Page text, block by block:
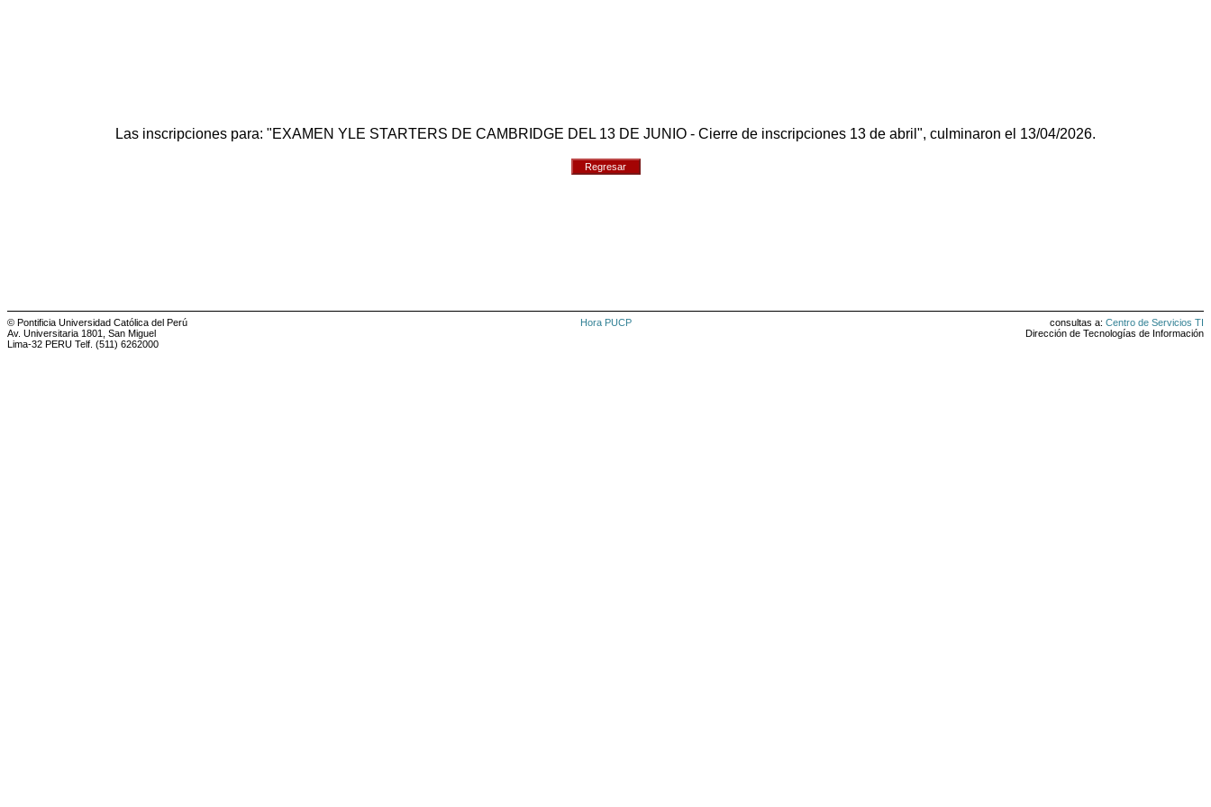
Las inscripciones para: "EXAMEN YLE STARTERS DE CAMBRIDGE DEL 13 DE JUNIO - Cierre de inscripciones 13 de abril", culminaron el 13/04/2026.
Regresar
© Pontificia Universidad Católica del Perú
Av. Universitaria 1801, San Miguel
Lima-32 PERU Telf. (511) 6262000
Hora PUCP consultas a: Centro de Servicios TI
Dirección de Tecnologías de Información